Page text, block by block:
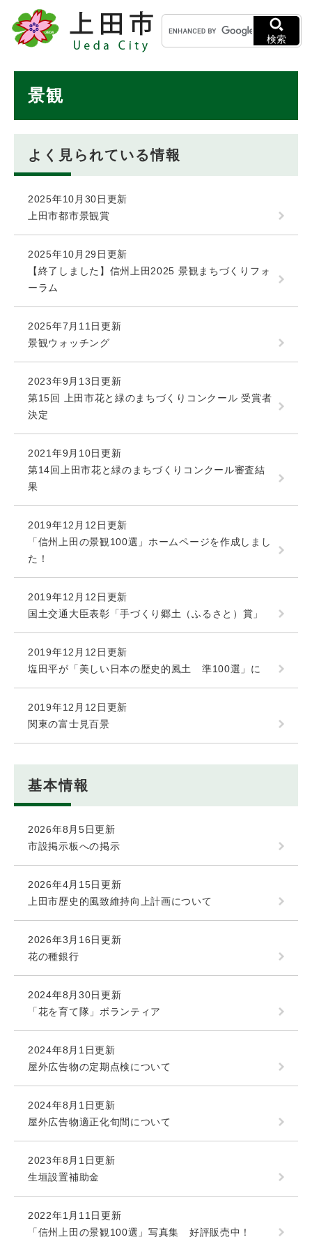
メニューを飛ばして本文へ
キ
ー
ワ
検索
景観
よく見られている情報
2025年10月30日更新
上田市都市景観賞
2025年10月29日更新
【終了しました】信州上田2025 景観まちづくりフォ
ーラム
2025年7月11日更新
景観ウォッチング
2023年9月13日更新
第15回 上田市花と緑のまちづくりコンクール 受賞者
決定
2021年9月10日更新
第14回上田市花と緑のまちづくりコンクール審査結
果
2019年12月12日更新
「信州上田の景観100選」ホームページを作成しまし
た！
2019年12月12日更新
国土交通大臣表彰「手づくり郷土（ふるさと）賞」
2019年12月12日更新
塩田平が「美しい日本の歴史的風土 準100選」に
2019年12月12日更新
関東の富士見百景
基本情報
2026年8月5日更新
市設掲示板への掲示
2026年4月15日更新
上田市歴史的風致維持向上計画について
2026年3月16日更新
花の種銀行
2024年8月30日更新
「花を育て隊」ボランティア
2024年8月1日更新
屋外広告物の定期点検について
2024年8月1日更新
屋外広告物適正化旬間について
2023年8月1日更新
生垣設置補助金
2022年1月11日更新
「信州上田の景観100選」写真集 好評販売中！